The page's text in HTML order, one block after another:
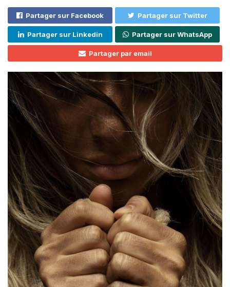
Partager sur Facebook Partager sur Twitter
Partager sur Linkedin Partager sur WhatsApp
Partager par email